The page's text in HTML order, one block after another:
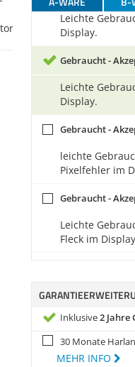
Leichte
Display.
Gebraucht -
Leichte
Display.
Gebraucht -
leichte
Pixelfehler im
Gebraucht -
Leichte
Fleck im
Inklusive2
30 Monate
MEHR INFO